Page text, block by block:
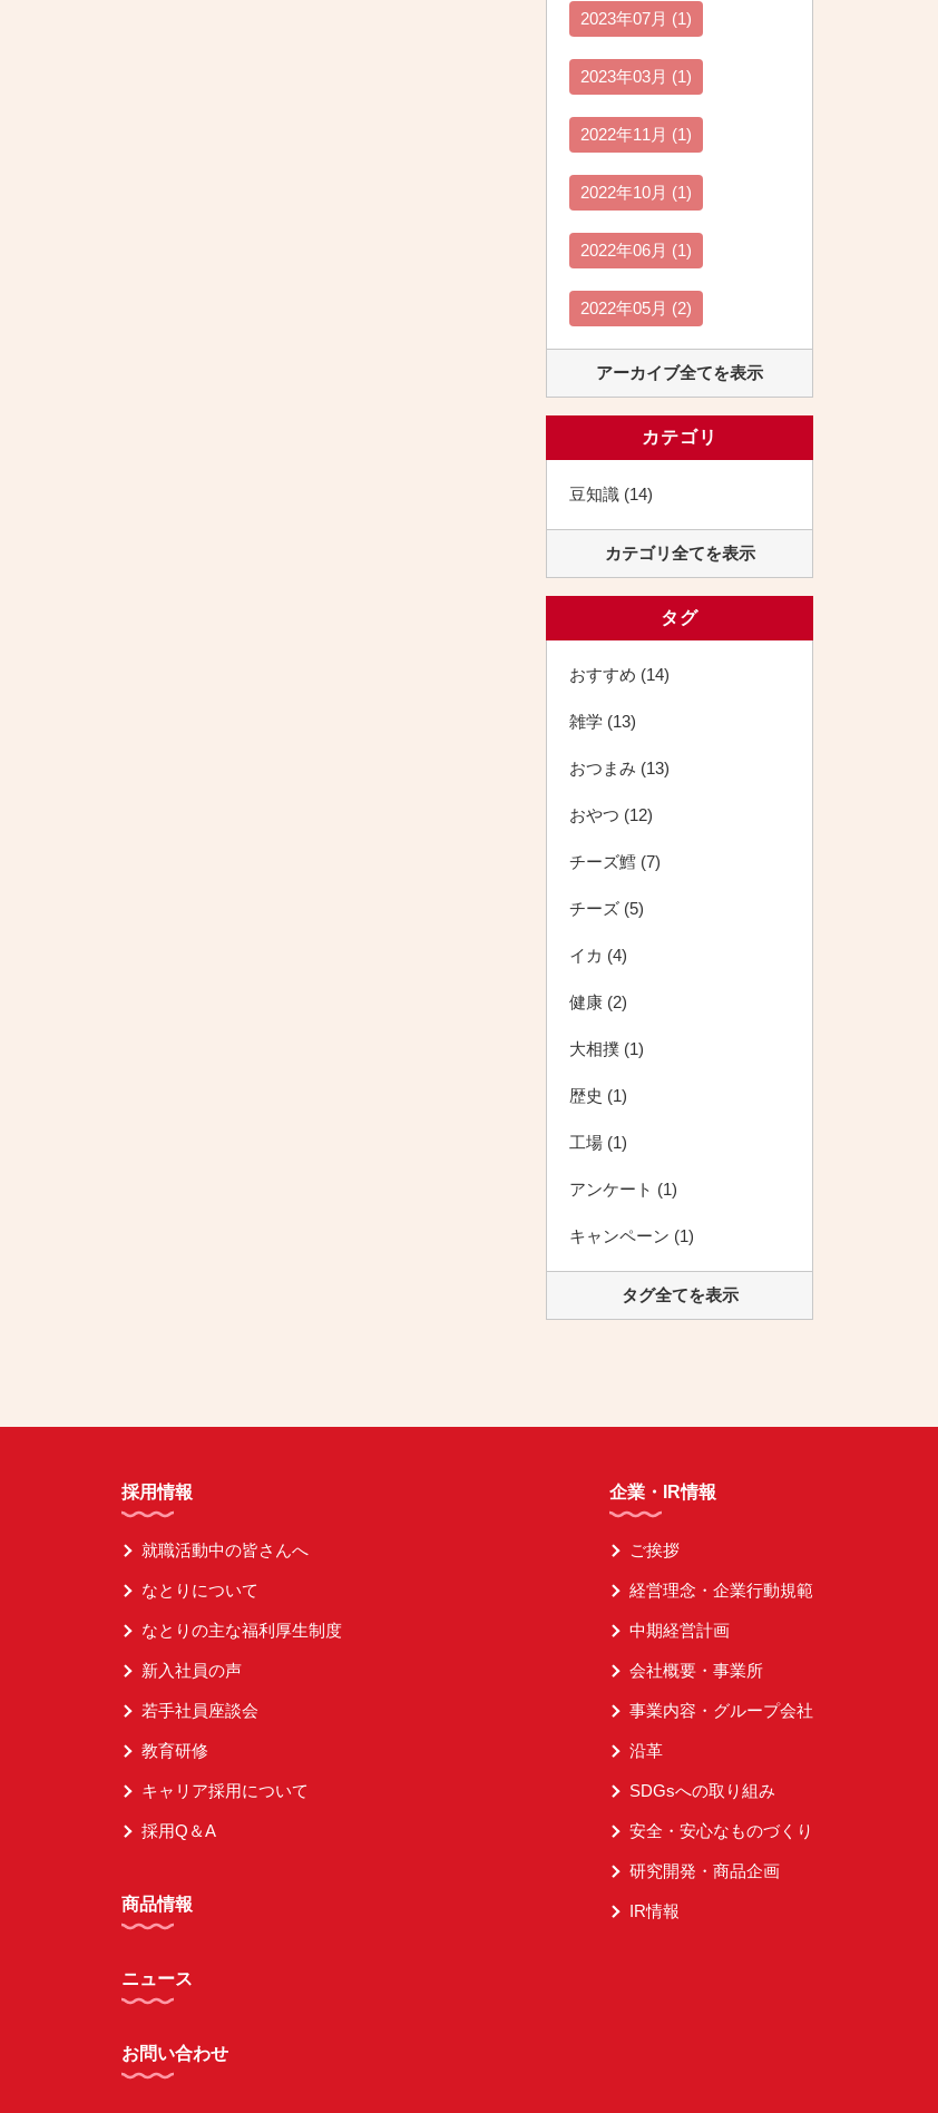
2023年07月 (1)
2023年03月 (1)
2022年11月 (1)
2022年10月 (1)
2022年06月 (1)
2022年05月 (2)
アーカイブ全てを表示
カテゴリ
豆知識 (14)
カテゴリ全てを表示
タグ
おすすめ (14)
雑学 (13)
おつまみ (13)
おやつ (12)
チーズ鱈 (7)
チーズ (5)
イカ (4)
健康 (2)
大相撲 (1)
歴史 (1)
工場 (1)
アンケート (1)
キャンペーン (1)
タグ全てを表示
採用情報
就職活動中の皆さんへ
なとりについて
なとりの主な福利厚生制度
新入社員の声
若手社員座談会
教育研修
キャリア採用について
採用Q＆A
商品情報
ニュース
お問い合わせ
企業・IR情報
ご挨拶
経営理念・企業行動規範
中期経営計画
会社概要・事業所
事業内容・グループ会社
沿革
SDGsへの取り組み
安全・安心なものづくり
研究開発・商品企画
IR情報